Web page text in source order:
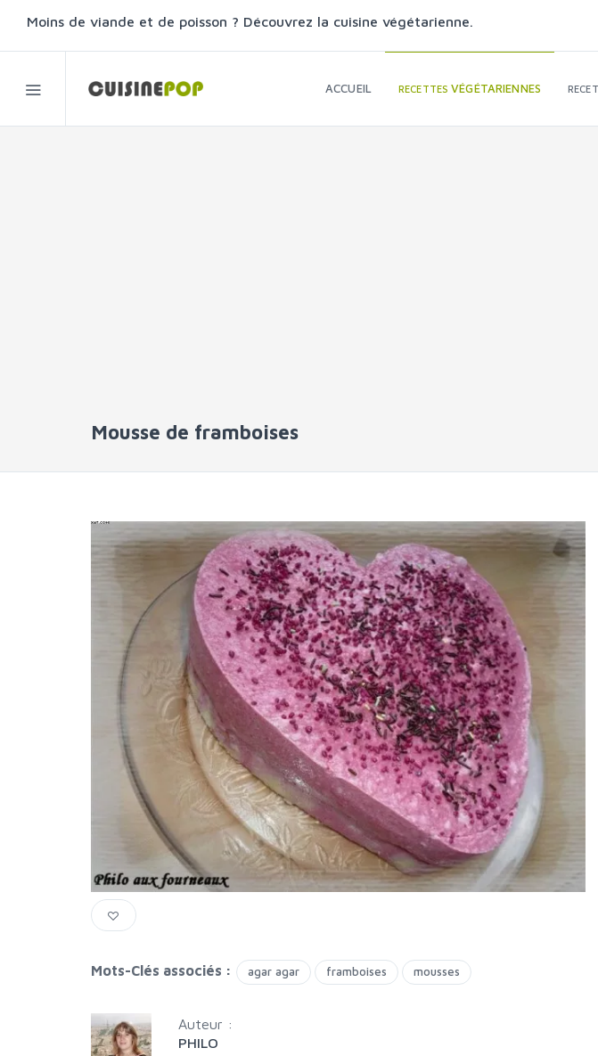
Moins de viande et de poisson ? Découvrez la cuisine végétarienne.
ACCUEIL RECETTESVÉGÉTARIENNES
Mousse de framboises
Mots-Clés associés : agar agar framboises mousses
Auteur :
PHILO